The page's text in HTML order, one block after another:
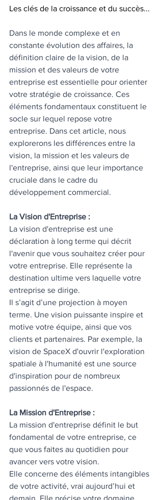
Les clés de la croissance et du succès...
Dans le monde complexe et en
constante évolution des affaires, la
définition claire de la vision, de la
mission et des valeurs de votre
entreprise est essentielle pour orienter
votre stratégie de croissance. Ces
éléments fondamentaux constituent le
socle sur lequel repose votre
entreprise. Dans cet article, nous
explorerons les différences entre la
vision, la mission et les valeurs de
l'entreprise, ainsi que leur importance
cruciale dans le cadre du
développement commercial.
La Vision d'Entreprise :
La vision d'entreprise est une
déclaration à long terme qui décrit
l'avenir que vous souhaitez créer pour
votre entreprise. Elle représente la
destination ultime vers laquelle votre
entreprise se dirige.
Il s’agit d’une projection à moyen
terme. Une vision puissante inspire et
motive votre équipe, ainsi que vos
clients et partenaires. Par exemple, la
vision de SpaceX d'ouvrir l'exploration
spatiale à l'humanité est une source
d'inspiration pour de nombreux
passionnés de l'espace.
La Mission d'Entreprise :
La mission d'entreprise définit le but
fondamental de votre entreprise, ce
que vous faites au quotidien pour
avancer vers votre vision.
Elle concerne des éléments intangibles
de votre activité, vrai aujourd’hui et
demain. Elle précise votre domaine